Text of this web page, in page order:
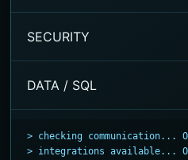
SECURITY
DATA / SQL
> checking communication...
> integrations available...